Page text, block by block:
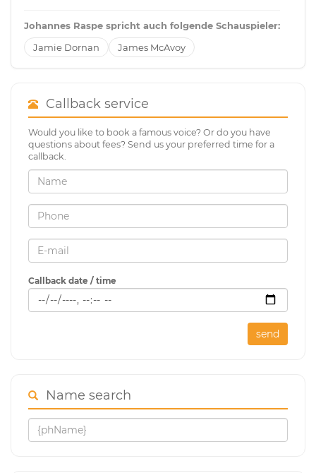
Johannes Raspe spricht auch folgende Schauspieler:
Jamie Dornan
James McAvoy
Callback service
Would you like to book a famous voice? Or do you have
questions about fees? Send us your preferred time for a
callback.
Callback date / time
send
Name search